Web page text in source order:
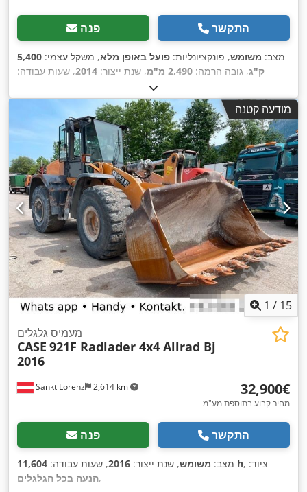
פנה התקשר
מצב: משומש, פונקציונליות: פועל באופן מלא, משקל עצמי: 5,400
ק"ג, גובה הרמה: 2,490 מ"מ , שנת ייצור: 2014, שעות עבודה:
, גובה בנייה:
Diesel Motor
, רוחב בנייה:1,950 מ"מ ,
מודעה קטנה
1 / 15
Sankt Lorenz 2,614 km
מעמיס גלגלים
CASE 921F Radlader 4x4 Allrad Bj
2016
‏32,900 ‏€
מחיר קבוע בתוספת מע"מ
פנה התקשר
מצב: משומש, שנת ייצור: 2016, שעות עבודה: 11,604 h , ציוד:
הנעה בכל הגלגלים,